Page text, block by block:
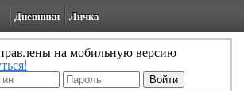
Дневники Личка
на мобильную версию